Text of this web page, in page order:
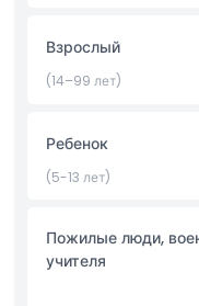
исторического
кураторские
лидеров,
американского
участие в интересных
панельные дискуссии,
программам для
музей способствует
Обязателен для
Взрослый
(14–99 лет)
Ребенок
(5-13 лет)
Пожилые люди,
учителя